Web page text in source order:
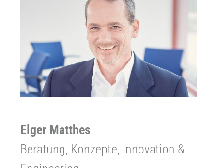
Elger Matthes
Beratung, Konzepte, Innovation &